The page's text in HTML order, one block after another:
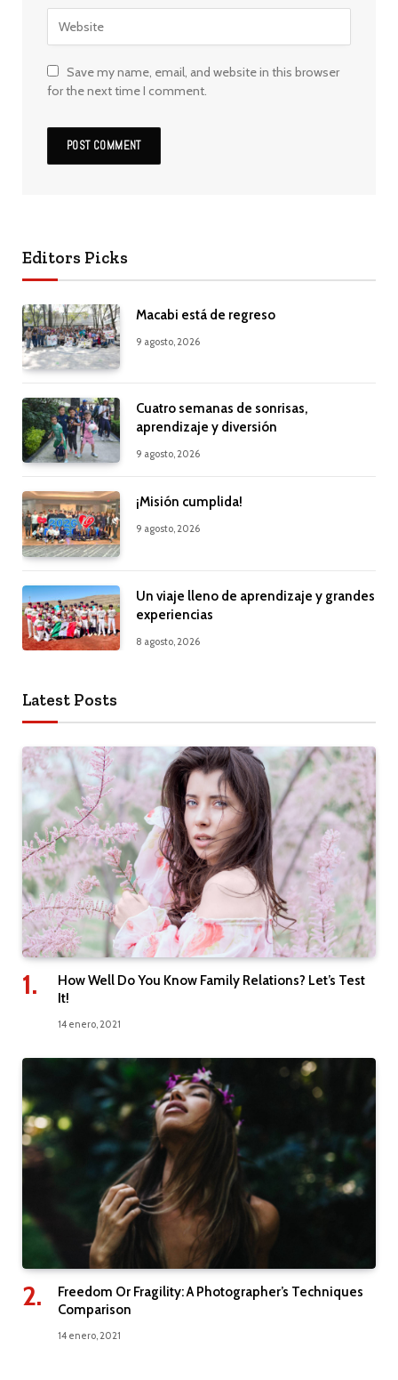
Save my name, email, and website in this browser
for the next time I comment.
Editors Picks
Macabi está de regreso
9 agosto, 2026
Cuatro semanas de sonrisas,
aprendizaje y diversión
9 agosto, 2026
¡Misión cumplida!
9 agosto, 2026
Un viaje lleno de aprendizaje y grandes
experiencias
8 agosto, 2026
Latest Posts
How Well Do You Know Family Relations? Let’s Test
It!
14 enero, 2021
Freedom Or Fragility: A Photographer’s Techniques
Comparison
14 enero, 2021